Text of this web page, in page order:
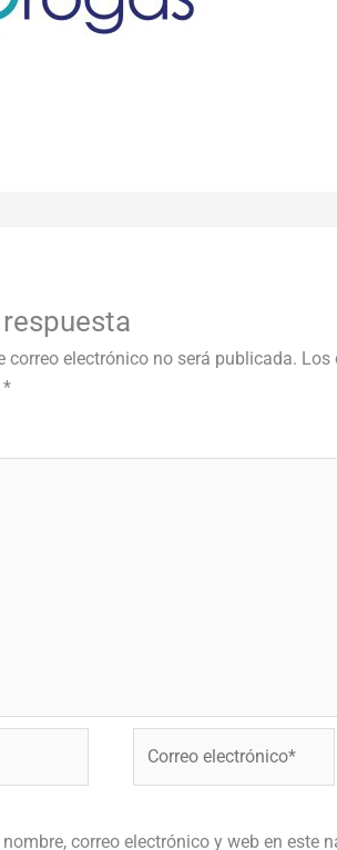
correo electrónico no será publicada. Los
*
electrónico*
correo electrónico y web en este